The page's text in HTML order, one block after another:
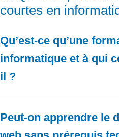
courtes en
Qu’est-ce qu’une
informatique et à qui
il ?
des compétences techniques dans
Peut-on apprendre le